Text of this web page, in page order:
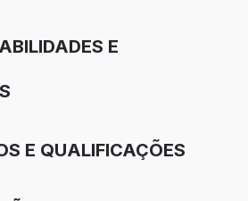
E
E QUALIFICAÇÕES